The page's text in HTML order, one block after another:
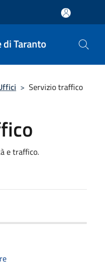
di Taranto
> Servizio traffico
e traffico.